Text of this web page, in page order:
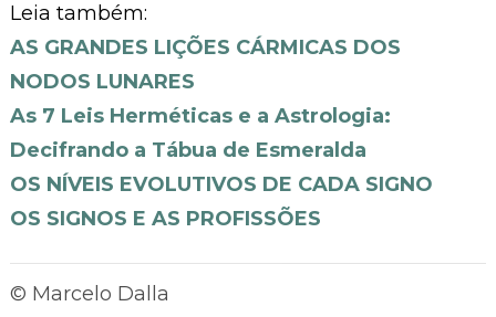
Leia também:
AS GRANDES LIÇÕES CÁRMICAS DOS
NODOS LUNARES
As 7 Leis Herméticas e a Astrologia:
Decifrando a Tábua de Esmeralda
OS NÍVEIS EVOLUTIVOS DE CADA SIGNO
OS SIGNOS E AS PROFISSÕES
© Marcelo Dalla